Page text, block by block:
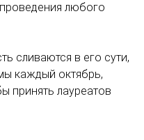
любого
сливаются в его сути,
каждый октябрь,
принять лауреатов